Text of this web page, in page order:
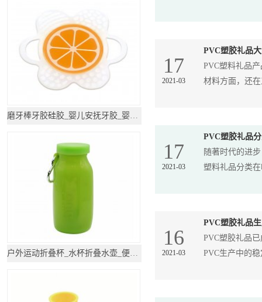
17
2021-03
PVC塑胶礼品
PVC塑料礼品
材料方面，还
17
2021-03
PVC塑胶礼品
随著时代的进
塑料礼品分类
16
2021-03
PVC塑胶礼品
PVC塑胶礼品
PVC生产中的
磨牙棒牙胶硅胶_婴儿安抚牙胶_婴儿牙胶磨牙棒
户外运动折叠杯_水杯折叠水壶_便携软水袋